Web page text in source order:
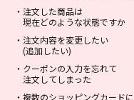
・ 注文した商品は
現在どのような状態ですか
・ 注文内容を変更したい
(追加したい)
・ クーポンの入力を忘れて
注文してしまった
・ 複数のショッピングカードに